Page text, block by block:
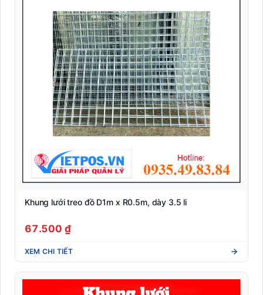
Khung lưới treo đồ D1m x R0.5m, dày 3.5 li
67.500 ₫
XEM CHI TIẾT